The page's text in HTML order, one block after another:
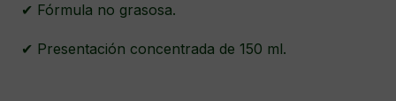
✔ Fórmula no grasosa.
✔ Presentación concentrada de 150 ml.